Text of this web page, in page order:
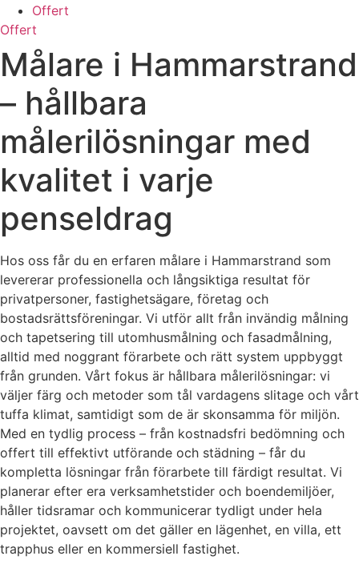
Offert
Offert
Målare i Hammarstrand
– hållbara
målerilösningar med
kvalitet i varje
penseldrag
Hos oss får du en erfaren målare i Hammarstrand som
levererar professionella och långsiktiga resultat för
privatpersoner, fastighetsägare, företag och
bostadsrättsföreningar. Vi utför allt från invändig målning
och tapetsering till utomhusmålning och fasadmålning,
alltid med noggrant förarbete och rätt system uppbyggt
från grunden. Vårt fokus är hållbara målerilösningar: vi
väljer färg och metoder som tål vardagens slitage och vårt
tuffa klimat, samtidigt som de är skonsamma för miljön.
Med en tydlig process – från kostnadsfri bedömning och
offert till effektivt utförande och städning – får du
kompletta lösningar från förarbete till färdigt resultat. Vi
planerar efter era verksamhetstider och boendemiljöer,
håller tidsramar och kommunicerar tydligt under hela
projektet, oavsett om det gäller en lägenhet, en villa, ett
trapphus eller en kommersiell fastighet.